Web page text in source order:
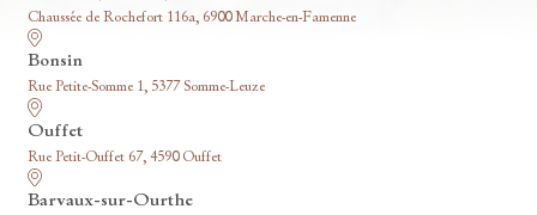
Chaussée de Rochefort 116a, 6900 Marche-en-Famenne
Bonsin
Rue Petite-Somme 1, 5377 Somme-Leuze
Ouffet
Rue Petit-Ouffet 67, 4590 Ouffet
Barvaux-sur-Ourthe